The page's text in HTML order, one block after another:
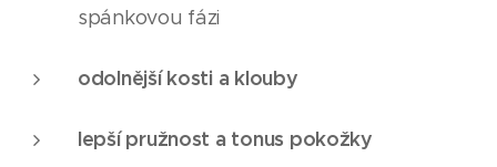
spánkovou fázi
odolnější kosti a klouby
lepší pružnost a tonus pokožky